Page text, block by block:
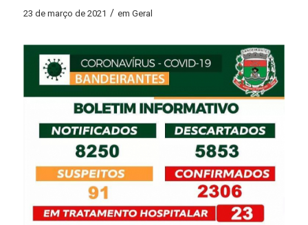
23 de março de 2021 / em Geral